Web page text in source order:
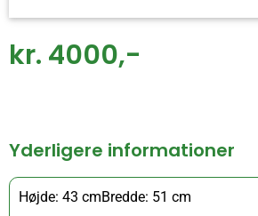
kr. 4000,-
Yderligere informationer
Højde: 43 cmBredde: 51 cm